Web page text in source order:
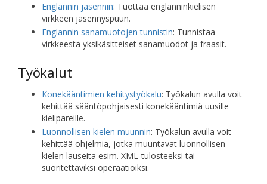
Englannin jäsennin: Tuottaa englanninkielisen
virkkeen jäsennyspuun.
Englannin sanamuotojen tunnistin: Tunnistaa
virkkeestä yksikäsitteiset sanamuodot ja fraasit.
Työkalut
Konekääntimien kehitystyökalu: Työkalun avulla voit
kehittää sääntöpohjaisesti konekääntimiä uusille
kielipareille.
Luonnollisen kielen muunnin: Työkalun avulla voit
kehittää ohjelmia, jotka muuntavat luonnollisen
kielen lauseita esim. XML-tulosteeksi tai
suoritettaviksi operaatioiksi.